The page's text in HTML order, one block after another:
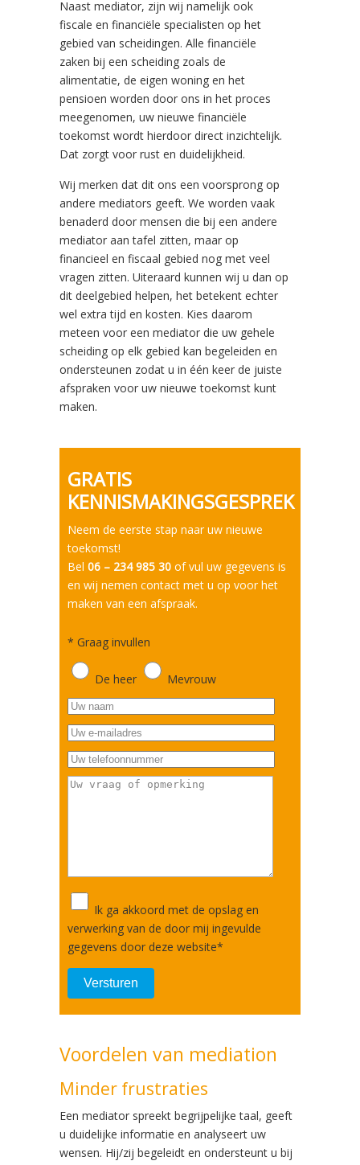
Naast mediator, zijn wij namelijk ook
fiscale en financiële specialisten op het
gebied van scheidingen. Alle financiële
zaken bij een scheiding zoals de
alimentatie, de eigen woning en het
pensioen worden door ons in het proces
meegenomen, uw nieuwe financiële
toekomst wordt hierdoor direct inzichtelijk.
Dat zorgt voor rust en duidelijkheid.
Wij merken dat dit ons een voorsprong op
andere mediators geeft. We worden vaak
benaderd door mensen die bij een andere
mediator aan tafel zitten, maar op
financieel en fiscaal gebied nog met veel
vragen zitten. Uiteraard kunnen wij u dan op
dit deelgebied helpen, het betekent echter
wel extra tijd en kosten. Kies daarom
meteen voor een mediator die uw gehele
scheiding op elk gebied kan begeleiden en
ondersteunen zodat u in één keer de juiste
afspraken voor uw nieuwe toekomst kunt
maken.
GRATIS
KENNISMAKINGSGESPREK
Neem de eerste stap naar uw nieuwe
toekomst!
Bel 06 – 234 985 30 of vul uw gegevens is
en wij nemen contact met u op voor het
maken van een afspraak.
* Graag invullen
De heer Mevrouw
Ik ga akkoord met de opslag en
verwerking van de door mij ingevulde
gegevens door deze website*
Voordelen van mediation
Minder frustraties
Een mediator spreekt begrijpelijke taal, geeft
u duidelijke informatie en analyseert uw
wensen. Hij/zij begeleidt en ondersteunt u bij